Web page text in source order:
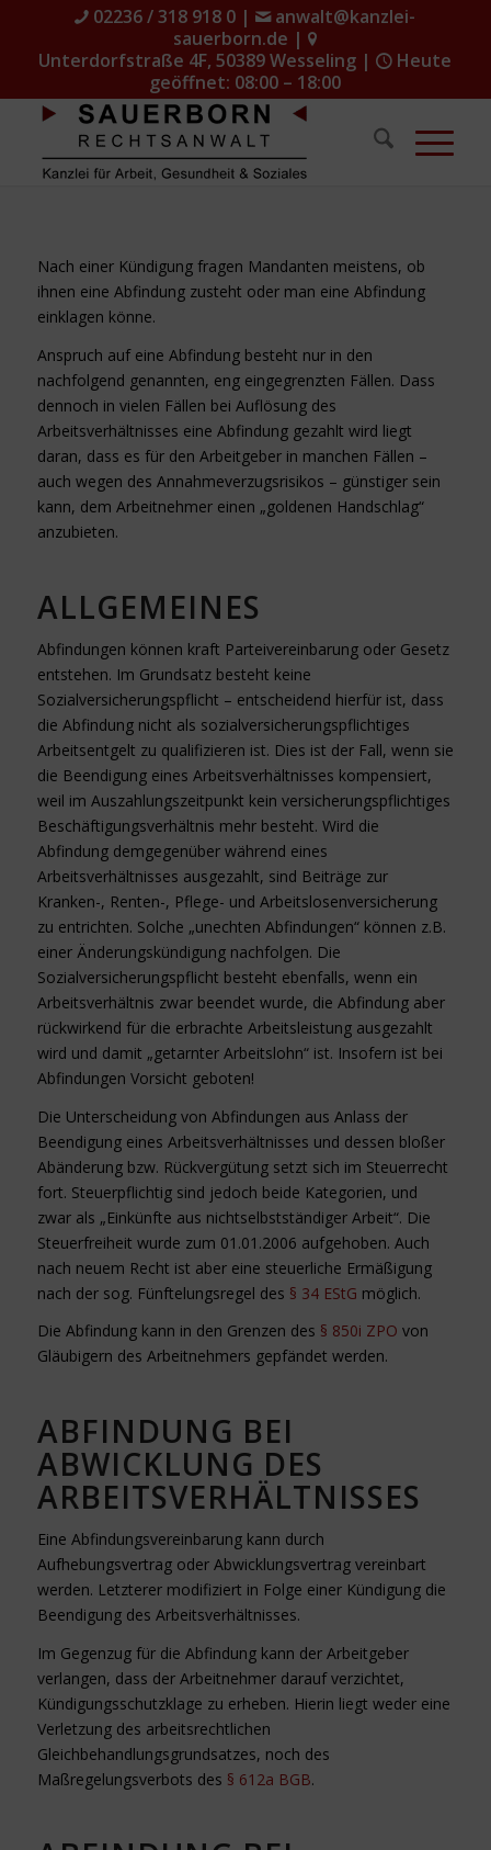
02236 / 318 918 0 |
anwalt@kanzlei-
sauerborn.de |
Unterdorfstraße 4F, 50389 Wesseling |
Heute
geöffnet: 08:00 – 18:00
Nach einer Kündigung fragen Mandanten meistens, ob
ihnen eine Abfindung zusteht oder man eine Abfindung
einklagen könne.
Anspruch auf eine Abfindung besteht nur in den
nachfolgend genannten, eng eingegrenzten Fällen. Dass
dennoch in vielen Fällen bei Auflösung des
Arbeitsverhältnisses eine Abfindung gezahlt wird liegt
daran, dass es für den Arbeitgeber in manchen Fällen –
auch wegen des Annahmeverzugsrisikos – günstiger sein
kann, dem Arbeitnehmer einen „goldenen Handschlag“
anzubieten.
ALLGEMEINES
Abfindungen können kraft Parteivereinbarung oder Gesetz
entstehen. Im Grundsatz besteht keine
Sozialversicherungspflicht – entscheidend hierfür ist, dass
die Abfindung nicht als sozialversicherungspflichtiges
Arbeitsentgelt zu qualifizieren ist. Dies ist der Fall, wenn sie
die Beendigung eines Arbeitsverhältnisses kompensiert,
weil im Auszahlungszeitpunkt kein versicherungspflichtiges
Beschäftigungsverhältnis mehr besteht. Wird die
Abfindung demgegenüber während eines
Arbeitsverhältnisses ausgezahlt, sind Beiträge zur
Kranken-, Renten-, Pflege- und Arbeitslosenversicherung
zu entrichten. Solche „unechten Abfindungen“ können z.B.
einer Änderungskündigung nachfolgen. Die
Sozialversicherungspflicht besteht ebenfalls, wenn ein
Arbeitsverhältnis zwar beendet wurde, die Abfindung aber
rückwirkend für die erbrachte Arbeitsleistung ausgezahlt
wird und damit „getarnter Arbeitslohn“ ist. Insofern ist bei
Abfindungen Vorsicht geboten!
Die Unterscheidung von Abfindungen aus Anlass der
Beendigung eines Arbeitsverhältnisses und dessen bloßer
Abänderung bzw. Rückvergütung setzt sich im Steuerrecht
fort. Steuerpflichtig sind jedoch beide Kategorien, und
zwar als „Einkünfte aus nichtselbstständiger Arbeit“. Die
Steuerfreiheit wurde zum 01.01.2006 aufgehoben. Auch
nach neuem Recht ist aber eine steuerliche Ermäßigung
nach der sog. Fünftelungsregel des § 34 EStG möglich.
Die Abfindung kann in den Grenzen des § 850i ZPO von
Gläubigern des Arbeitnehmers gepfändet werden.
ABFINDUNG BEI
ABWICKLUNG DES
ARBEITSVERHÄLTNISSES
Eine Abfindungsvereinbarung kann durch
Aufhebungsvertrag oder Abwicklungsvertrag vereinbart
werden. Letzterer modifiziert in Folge einer Kündigung die
Beendigung des Arbeitsverhältnisses.
Im Gegenzug für die Abfindung kann der Arbeitgeber
verlangen, dass der Arbeitnehmer darauf verzichtet,
Kündigungsschutzklage zu erheben. Hierin liegt weder eine
Verletzung des arbeitsrechtlichen
Gleichbehandlungsgrundsatzes, noch des
Maßregelungsverbots des § 612a BGB.